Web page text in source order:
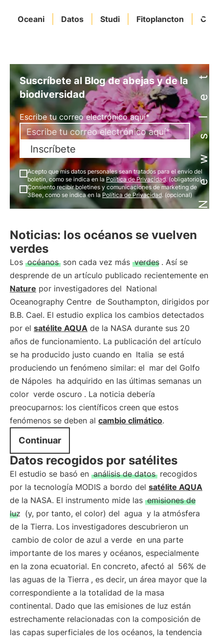
Oceani Datos Studi Fitoplancton Newsletter
Suscríbete al Blog de abejas y de la
biodiversidad
Escribe tu correo electrónico aquí*
Inscríbete
Acepto que mis datos personales sean tratados para el envío del
boletín, como se indica en la Política de Privacidad. (obligatorio)
Consiento recibir boletines y comunicaciones de marketing de
3Bee, como se indica en la Política de Privacidad. (opcional)
Noticias: los océanos se vuelven
verdes
Los océanos son cada vez más verdes . Así se
desprende de un artículo publicado recientemente en
Nature por investigadores del National
Oceanography Centre de Southampton, dirigidos por
B.B. Cael. El estudio explica los cambios detectados
por el satélite AQUA de la NASA durante sus 20
años de funcionamiento. La publicación del artículo
se ha producido justo cuando en Italia se está
produciendo un fenómeno similar: el mar del Golfo
de Nápoles ha adquirido en las últimas semanas un
color verde oscuro . La noticia debería
preocuparnos: los científicos creen que estos
fenómenos se deben al cambio climático.
Continuar
Datos recogidos por satélites
El estudio se basó en análisis de datos recogidos
por la tecnología MODIS a bordo del satélite AQUA
de la NASA. El instrumento mide las emisiones de
luz (y, por tanto, el color) del agua y la atmósfera
de la Tierra. Los investigadores descubrieron un
cambio de color de azul a verde en una parte
importante de los mares y océanos, especialmente
en la zona ecuatorial. En concreto, afectó al 56% de
las aguas de la Tierra , es decir, un área mayor que la
correspondiente a la totalidad de la masa
continental. Dado que las emisiones de luz están
estrechamente relacionadas con la composición de
las capas superficiales de los océanos, la tendencia